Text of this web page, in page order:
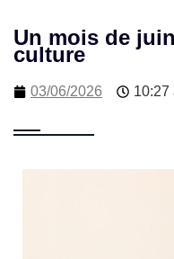
Un mois de
culture
03/06/2026 10:27